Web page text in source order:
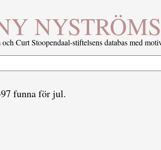
Curt Stoopendaal-stiftelsens databas med
funna för jul.